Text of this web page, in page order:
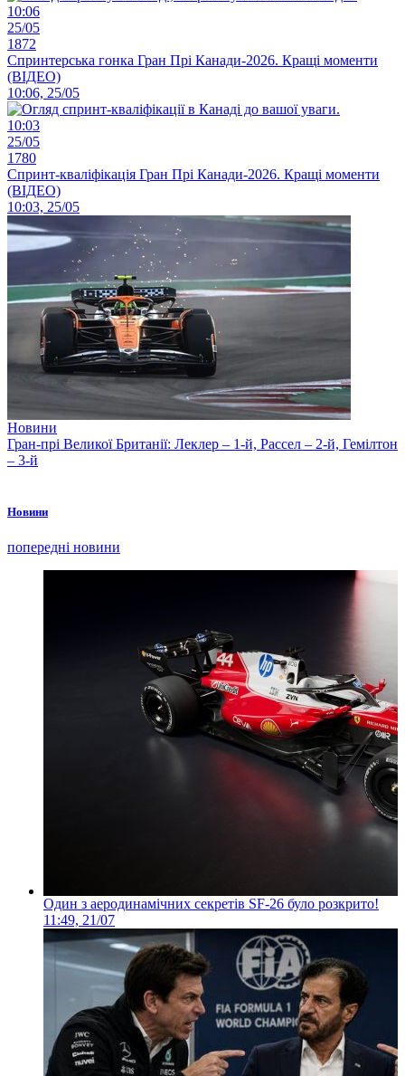
10:06
25/05
1872
Спринтерська гонка Гран Прі Канади-2026. Кращі моменти
(ВІДЕО)
10:06, 25/05
10:03
25/05
1780
Спринт-кваліфікація Гран Прі Канади-2026. Кращі моменти
(ВІДЕО)
10:03, 25/05
Новини
Гран-прі Великої Британії: Леклер – 1-й, Рассел – 2-й, Гемілтон
– 3-й
Новини
попередні новини
Один з аеродинамічних секретів SF-26 було розкрито!
11:49, 21/07